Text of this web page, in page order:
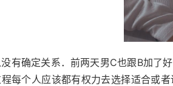
有确定关系．前两天男C也跟B加了
每个人应该都有权力去选择适合或